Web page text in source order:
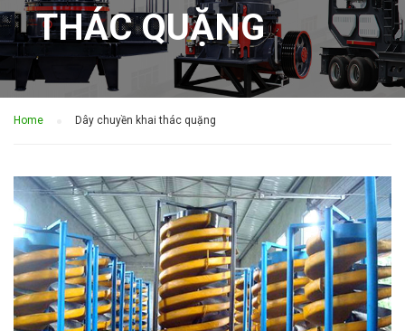
THÁC QUẶNG
Home Dây chuyền khai thác quặng